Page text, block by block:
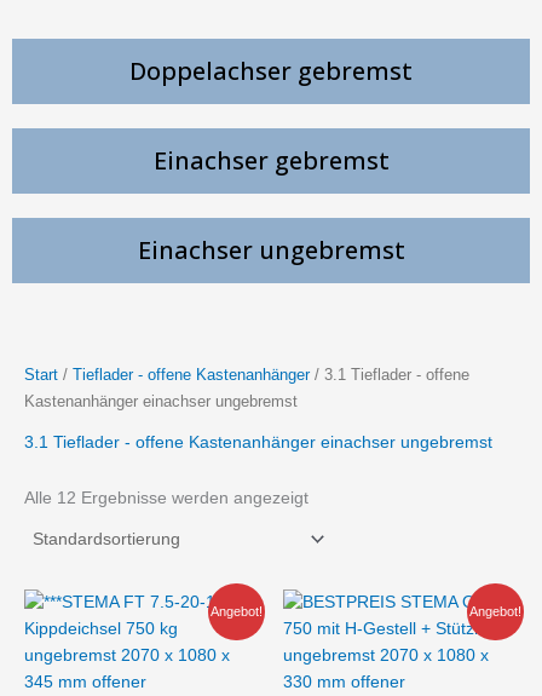
Doppelachser gebremst
Einachser gebremst
Einachser ungebremst
Start / Tieflader - offene Kastenanhänger/ 3.1 Tieflader - offene
Kastenanhänger einachser ungebremst
3.1 Tieflader - offene Kastenanhänger einachser ungebremst
Alle 12 Ergebnisse werden angezeigt
Angebot!
Ursprünglicher
war:
990,00 €
Aktueller
ist:
860,00 €.
Angebot!
Ursprünglicher
war:
980,00 €
Aktueller
ist:
830,00 €.